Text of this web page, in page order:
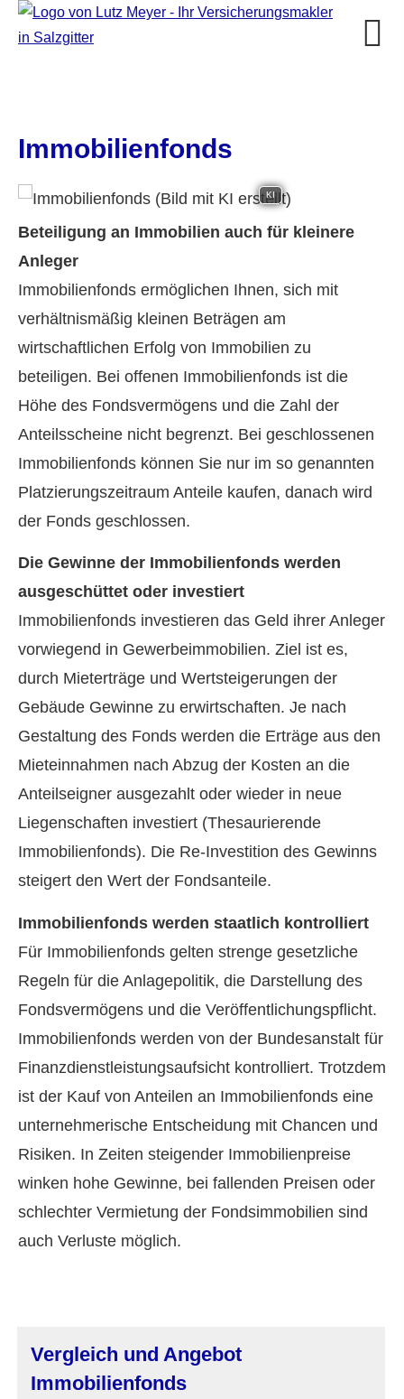
Immobilienfonds
KI
Beteiligung an Immobilien auch für kleinere
Anleger
Immobilienfonds ermöglichen Ihnen, sich mit
verhältnismäßig kleinen Beträgen am
wirtschaftlichen Erfolg von Immobilien zu
beteiligen. Bei offenen Immobilienfonds ist die
Höhe des Fondsvermögens und die Zahl der
Anteilsscheine nicht begrenzt. Bei geschlossenen
Immobilienfonds können Sie nur im so genannten
Platzierungszeitraum Anteile kaufen, danach wird
der Fonds geschlossen.
Die Gewinne der Immobilienfonds werden
ausgeschüttet oder investiert
Immobilienfonds investieren das Geld ihrer Anleger
vorwiegend in Gewerbeimmobilien. Ziel ist es,
durch Mieterträge und Wertsteigerungen der
Gebäude Gewinne zu erwirtschaften. Je nach
Gestaltung des Fonds werden die Erträge aus den
Mieteinnahmen nach Abzug der Kosten an die
Anteilseigner ausgezahlt oder wieder in neue
Liegenschaften investiert (Thesaurierende
Immobilienfonds). Die Re-Investition des Gewinns
steigert den Wert der Fondsanteile.
Immobilienfonds werden staatlich kontrolliert
Für Immobilienfonds gelten strenge gesetzliche
Regeln für die Anlagepolitik, die Darstellung des
Fondsvermögens und die Veröffentlichungspflicht.
Immobilienfonds werden von der Bundesanstalt für
Finanzdienstleistungsaufsicht kontrolliert. Trotzdem
ist der Kauf von Anteilen an Immobilienfonds eine
unternehmerische Entscheidung mit Chancen und
Risiken. In Zeiten steigender Immobilienpreise
winken hohe Gewinne, bei fallenden Preisen oder
schlechter Vermietung der Fondsimmobilien sind
auch Verluste möglich.
Vergleich und Angebot
Immobilienfonds